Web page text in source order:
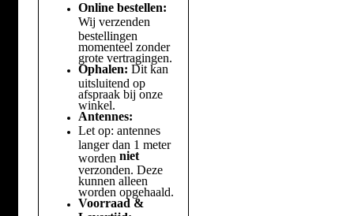
Online bestellen:
Wij verzenden
bestellingen
momenteel zonder
grote vertragingen.
Ophalen: Dit kan
uitsluitend op
afspraak bij onze
winkel.
Antennes:
Let op: antennes
langer dan 1 meter
worden niet
verzonden. Deze
kunnen alleen
worden opgehaald.
Voorraad &